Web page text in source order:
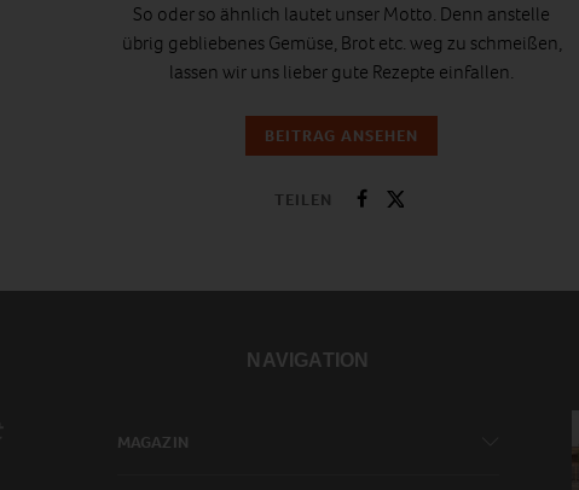
So oder so ähnlich lautet unser Motto. Denn anstelle
übrig gebliebenes Gemüse, Brot etc. weg zu schmeißen,
lassen wir uns lieber gute Rezepte einfallen.
BEITRAG ANSEHEN
TEILEN
NAVIGATION
MAGAZIN